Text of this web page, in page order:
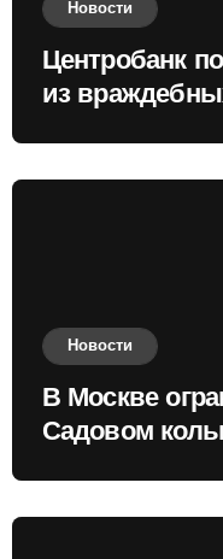
Новости
Центробанк
из
Новости
В Москве
Садовом